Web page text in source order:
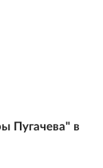
Пугачева" в